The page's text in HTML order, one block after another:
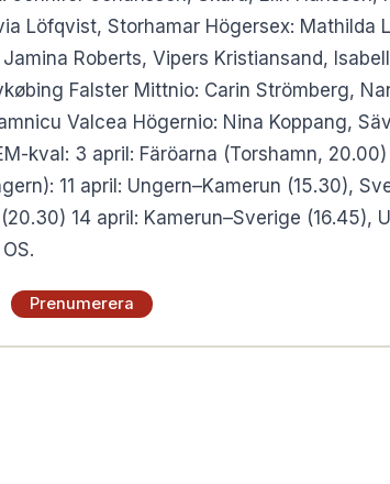
Löfqvist, Storhamar Högersex: Mathilda
Roberts, Vipers Kristiansand,
Falster Mittnio: Carin Strömberg,
Valcea Högernio: Nina Koppang,
kval: 3 april: Färöarna (Torshamn, 20.00)
11 april: Ungern–Kamerun (15.30),
14 april: Kamerun–Sverige (16.45),
Prenumerera